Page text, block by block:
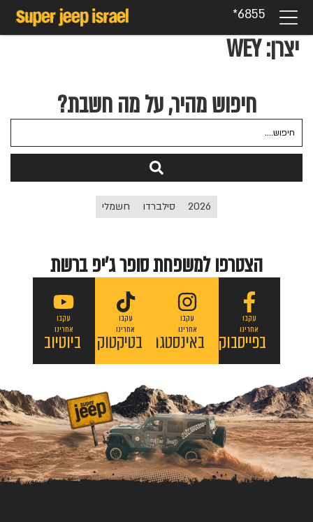
6855*
יצרן:WEY
חיפוש מהיר, על מה חשבת?
2026 סילברדו חשמלי
הצטרפו למשפחת סופר ג'יפ ברשת
עקבו
אחרינו
בפייסבוק
עקבו
אחרינו
באינסטגרם
עקבו
אחרינו
ביוטיוב
עקבו
אחרינו
בטיקטוק